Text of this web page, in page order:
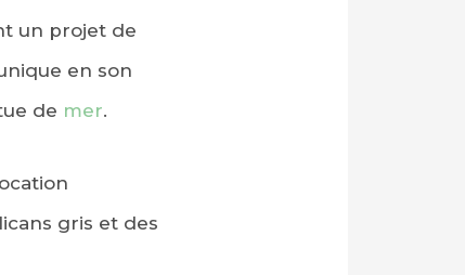
un projet de
en son
de mer.
gris et des